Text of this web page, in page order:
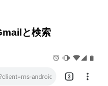
と検索